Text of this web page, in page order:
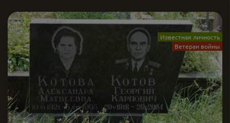
Известная личность
Ветеран войны